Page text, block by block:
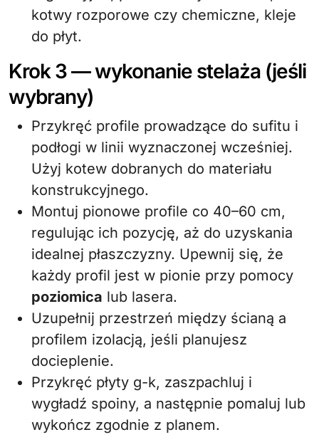
kotwy rozporowe czy chemiczne, kleje
do płyt.
Krok 3 — wykonanie stelaża (jeśli
wybrany)
Przykręć profile prowadzące do sufitu i
podłogi w linii wyznaczonej wcześniej.
Użyj kotew dobranych do materiału
konstrukcyjnego.
Montuj pionowe profile co 40–60 cm,
regulując ich pozycję, aż do uzyskania
idealnej płaszczyzny. Upewnij się, że
każdy profil jest w pionie przy pomocy
poziomica lub lasera.
Uzupełnij przestrzeń między ścianą a
profilem izolacją, jeśli planujesz
docieplenie.
Przykręć płyty g-k, zaszpachluj i
wygładź spoiny, a następnie pomaluj lub
wykończ zgodnie z planem.